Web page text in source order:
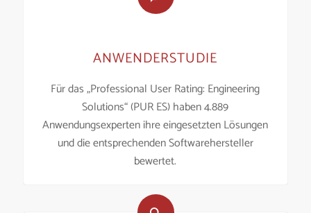
ANWENDERSTUDIE
Für das „Professional User Rating: Engineering
Solutions“ (PUR ES) haben4.889
Anwendungsexperten ihre eingesetzten Lösungen
und die entsprechenden Softwarehersteller
bewertet.